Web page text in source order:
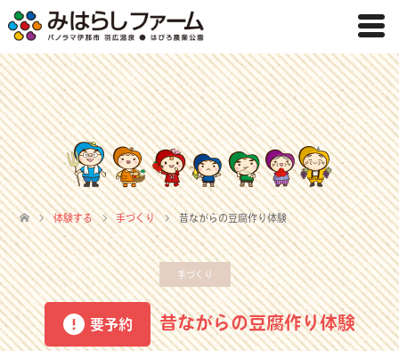
体験する 手づくり 昔ながらの豆腐作り体験
手づくり
要予約 昔ながらの豆腐作り体験